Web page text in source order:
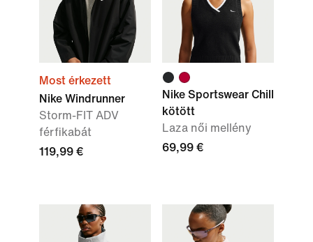
Most érkezett
Nike Windrunner
Storm-FIT ADV
férfikabát
119,99 €
Nike Sportswear Chill
kötött
Laza női mellény
69,99 €